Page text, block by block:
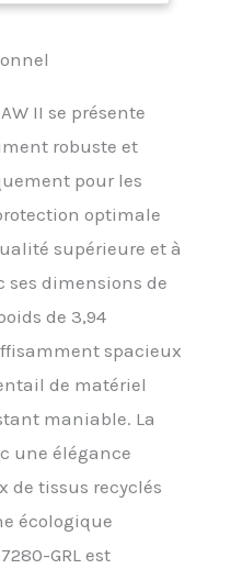
RECYCLÉS : ce
est fabriqué à
afin de réduire
négatif sur
: le
de séparation
photos
ou aux
attaché et
le tout
: le boîtier
photo
de voyage ; il se
facilement
II se présente
robuste et
pour les
optimale
supérieure et à
ses dimensions de
de 3,94
spacieux
de matériel
maniable. La
une élégance
de tissus recyclés
écologique
GRL est